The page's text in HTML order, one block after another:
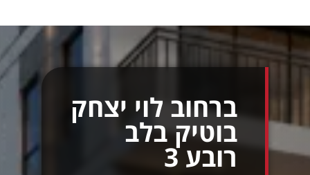
ברחוב לוי יצחק
בוטיק בלב
רובע 3